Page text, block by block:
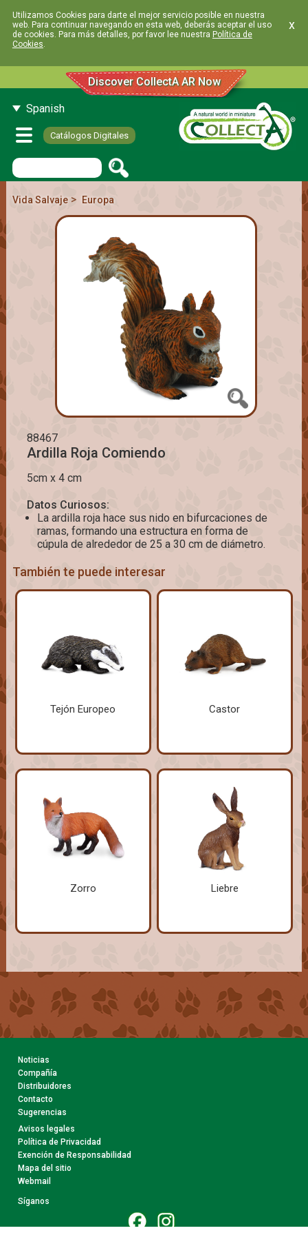
Utilizamos Cookies para darte el mejor servicio posible en nuestra
web. Para continuar navegando en esta web, deberás aceptar el uso
de cookies. Para más detalles, por favor lee nuestra Política de
Cookies.
x
Discover CollectA AR Now
Spanish
Catálogos Digitales
Vida Salvaje> Europa
88467
Ardilla Roja Comiendo
5cm x 4 cm
Datos Curiosos:
La ardilla roja hace sus nido en bifurcaciones de
ramas, formando una estructura en forma de
cúpula de alrededor de 25 a 30 cm de diámetro.
También te puede interesar
Tejón Europeo Castor
Zorro Liebre
Noticias
Compañía
Distribuidores
Contacto
Sugerencias
Avisos legales
Política de Privacidad
Exención de Responsabilidad
Mapa del sitio
Webmail
Síganos